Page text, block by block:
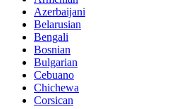
Azerbaijani
Belarusian
Bengali
Bosnian
Bulgarian
Cebuano
Chichewa
Corsican